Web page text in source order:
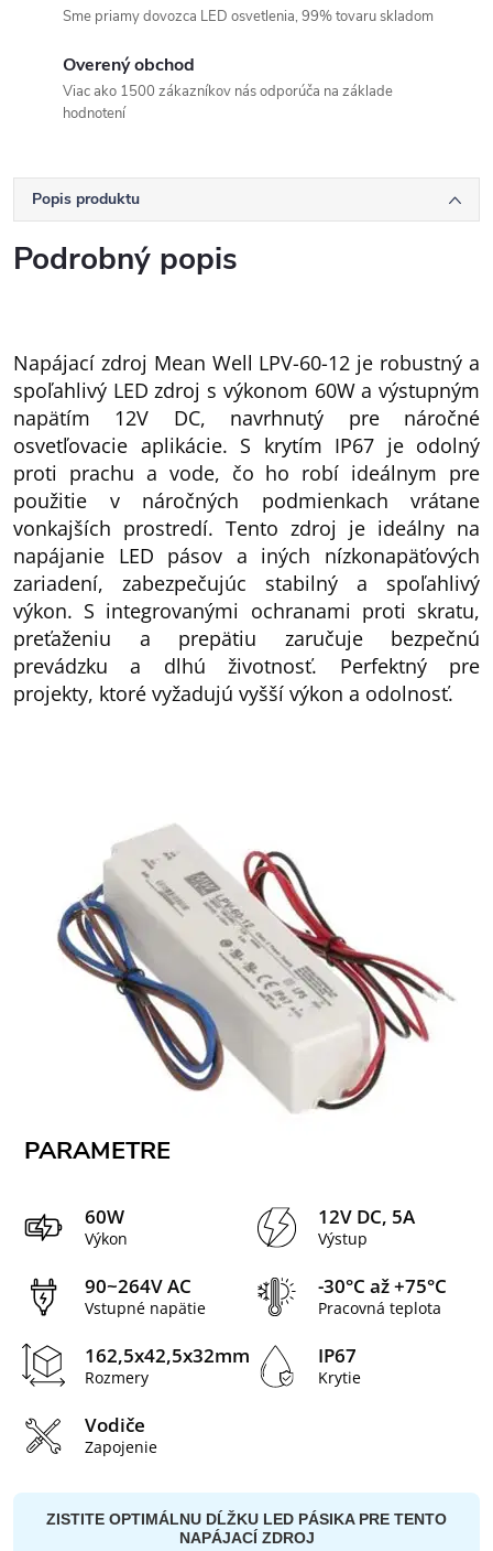
Sme priamy dovozca LED osvetlenia, 99% tovaru skladom
Overený obchod
Viac ako 1500 zákazníkov nás odporúča na základe
hodnotení
Popis produktu
Podrobný popis
Napájací zdroj Mean Well LPV-60-12 je robustný a
spoľahlivý LED zdroj s výkonom 60W a výstupným
napätím 12V DC, navrhnutý pre náročné
osvetľovacie aplikácie. S krytím IP67 je odolný
proti prachu a vode, čo ho robí ideálnym pre
použitie v náročných podmienkach vrátane
vonkajších prostredí. Tento zdroj je ideálny na
napájanie LED pásov a iných nízkonapäťových
zariadení, zabezpečujúc stabilný a spoľahlivý
výkon. S integrovanými ochranami proti skratu,
preťaženiu a prepätiu zaručuje bezpečnú
prevádzku a dlhú životnosť. Perfektný pre
projekty, ktoré vyžadujú vyšší výkon a odolnosť.
PARAMETRE
60W
Výkon
12V DC, 5A
Výstup
90~264V AC
Vstupné napätie
-30°C až +75°C
Pracovná teplota
162,5x42,5x32mm
Rozmery
IP67
Krytie
Vodiče
Zapojenie
ZISTITE OPTIMÁLNU DĹŽKU LED PÁSIKA PRE TENTO
NAPÁJACÍ ZDROJ